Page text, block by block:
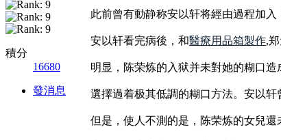
積分
16680
發消息
此前曾有動静称安以轩将經由過程加
安以轩看完病後，和醫療用品箱製作,
明显，陈荣炼的入狱并未對她的糊口
選擇過着极其低調的糊口方法。安以
但是，使人不測的是，陈荣炼的女兒